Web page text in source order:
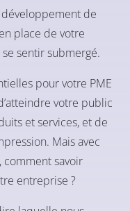
développement de
place de votre
sentir submergé.
pour votre PME
votre public
et services, et de
Mais avec
comment savoir
entreprise ?